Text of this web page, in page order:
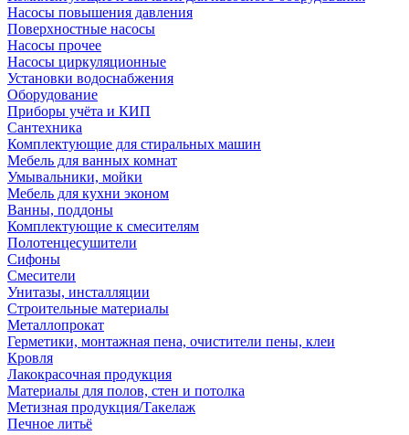
Насосы повышения давления
Поверхностные насосы
Насосы прочее
Насосы циркуляционные
Установки водоснабжения
Оборудование
Приборы учёта и КИП
Сантехника
Комплектующие для стиральных машин
Мебель для ванных комнат
Умывальники, мойки
Мебель для кухни эконом
Ванны, поддоны
Комплектующие к смесителям
Полотенцесушители
Сифоны
Смесители
Унитазы, инсталляции
Строительные материалы
Металлопрокат
Герметики, монтажная пена, очистители пены, клеи
Кровля
Лакокрасочная продукция
Материалы для полов, стен и потолка
Метизная продукция/Такелаж
Печное литьё